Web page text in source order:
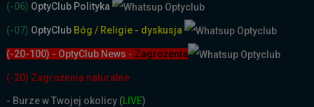
(-06) OptyClub Polityka
(-07) OptyClub Bóg / Religie - dyskusja
(-20-100) - OptyClub News - Zagrożenia
(-20) Zagrożenia naturalne
- Burze w Twojej okolicy (LIVE)